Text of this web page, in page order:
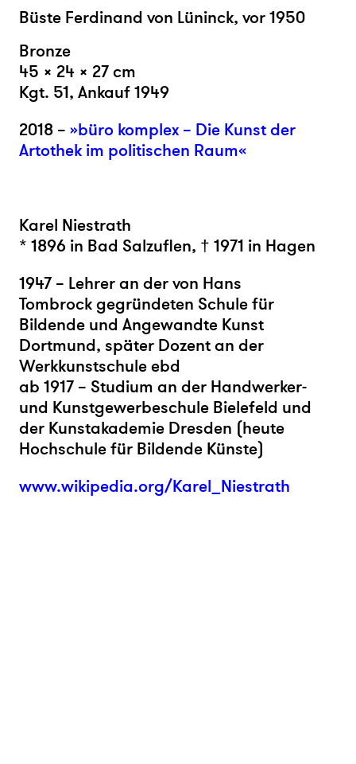
Büste Ferdinand von Lüninck, vor 1950
Bronze
45 × 24 × 27 cm
Kgt. 51, Ankauf 1949
2018 – »büro komplex – Die Kunst der
Artothek im politischen Raum«
Karel Niestrath
* 1896 in Bad Salzuflen, † 1971 in Hagen
1947 – Lehrer an der von Hans
Tombrock gegründeten Schule für
Bildende und Angewandte Kunst
Dortmund, später Dozent an der
Werkkunstschule ebd
ab 1917 – Studium an der Handwerker-
und Kunstgewerbeschule Bielefeld und
der Kunstakademie Dresden (heute
Hochschule für Bildende Künste)
www.wikipedia.org/Karel_Niestrath